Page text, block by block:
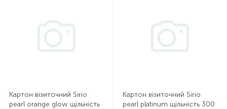
Картон візиточний Sirio
pearl orange glow щільність
Картон візиточний Sirio
pearl platinum щільність 300